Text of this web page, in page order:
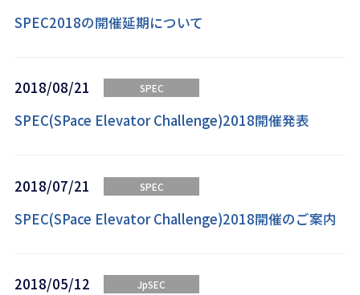
SPEC2018の開催延期について
2018/08/21 SPEC
SPEC(SPace Elevator Challenge)2018開催発表
2018/07/21 SPEC
SPEC(SPace Elevator Challenge)2018開催のご案内
2018/05/12 JpSEC